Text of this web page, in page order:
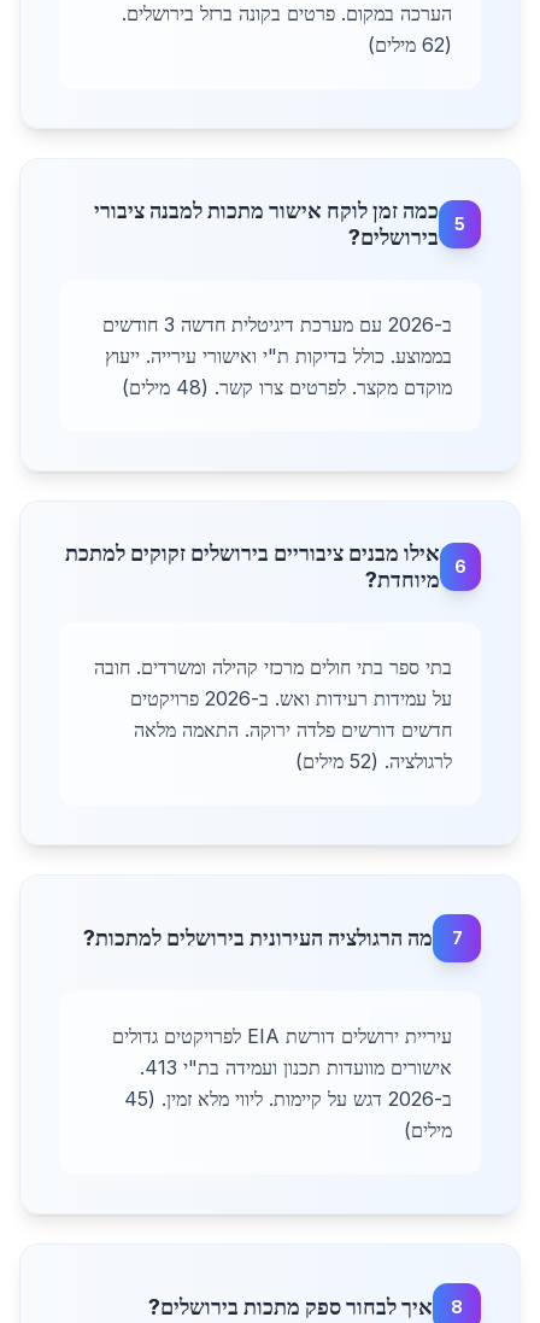
הערכה במקום. פרטים בקונה ברזל בירושלים.
(62 מילים)
5
כמה זמן לוקח אישור מתכות למבנה ציבורי
בירושלים?
ב-2026 עם מערכת דיגיטלית חדשה 3 חודשים
בממוצע. כולל בדיקות ת"י ואישורי עירייה. ייעוץ
מוקדם מקצר. לפרטים צרו קשר. (48 מילים)
6
אילו מבנים ציבוריים בירושלים זקוקים למתכת
מיוחדת?
בתי ספר בתי חולים מרכזי קהילה ומשרדים. חובה
על עמידות רעידות ואש. ב-2026 פרויקטים
חדשים דורשים פלדה ירוקה. התאמה מלאה
לרגולציה. (52 מילים)
7 מה הרגולציה העירונית בירושלים למתכות?
עיריית ירושלים דורשת EIA לפרויקטים גדולים
אישורים מוועדות תכנון ועמידה בת"י 413.
ב-2026 דגש על קיימות. ליווי מלא זמין. (45
מילים)
8 איך לבחור ספק מתכות בירושלים?